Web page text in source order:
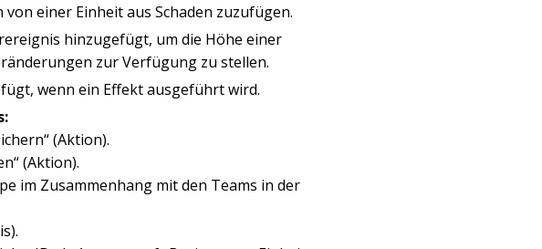
einer Einheit aus Schaden zuzufügen.
hinzugefügt, um die Höhe einer
zur Verfügung zu stellen.
wenn ein Effekt ausgeführt wird.
(Aktion).
(Aktion).
im Zusammenhang mit den Teams in der